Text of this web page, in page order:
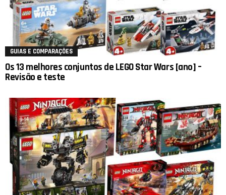
GUIAS E COMPARAÇÕES
Os 13 melhores conjuntos de LEGO Star Wars [ano] –
Revisão e teste